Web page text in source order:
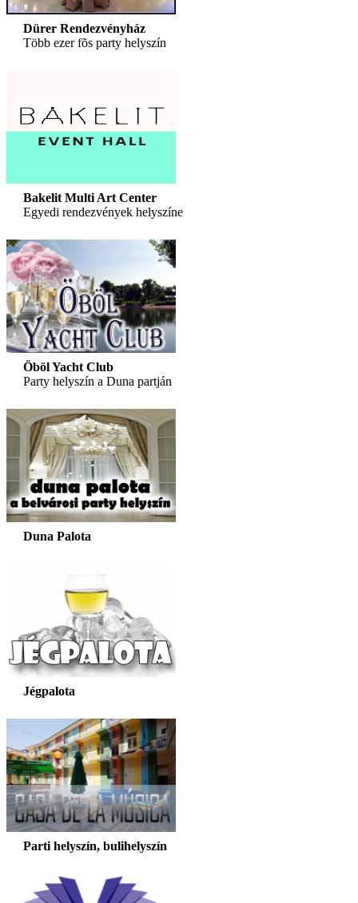
Dürer Rendezvényház
Több ezer fõs party helyszín
Bakelit Multi Art Center
Egyedi rendezvények helyszíne
Öböl Yacht Club
Party helyszín a Duna partján
Duna Palota
Jégpalota
Parti helyszín, bulihelyszín